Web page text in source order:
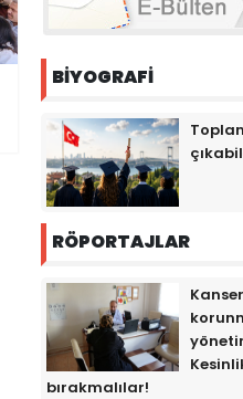
BİYOGRAFİ
RÖPORTAJLAR
bırakmalılar!